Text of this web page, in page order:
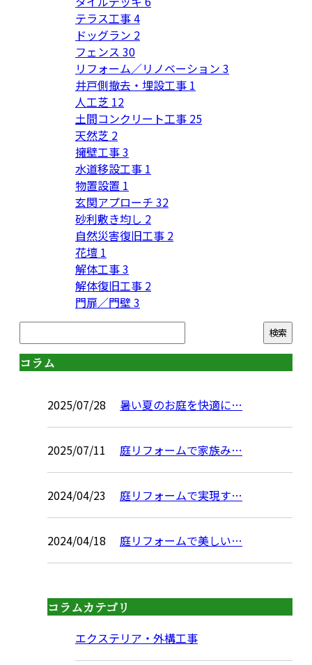
テラス工事4
ドッグラン 2
フェンス 30
リフォーム／リノベーション 3
井戸側撤去・埋設工事 1
人工芝 12
土間コンクリート工事 25
天然芝 2
擁壁工事3
水道移設工事 1
物置設置 1
玄関アプローチ 32
砂利敷き均し 2
自然災害復旧工事 2
花壇 1
解体工事3
解体復旧工事 2
門扉／門壁3
コラム
2025/07/28 暑い夏のお庭を快適に…
2025/07/11 庭リフォームで家族み…
2024/04/23 庭リフォームで実現す…
2024/04/18 庭リフォームで美しい…
コラムカテゴリ
エクステリア・外構工事